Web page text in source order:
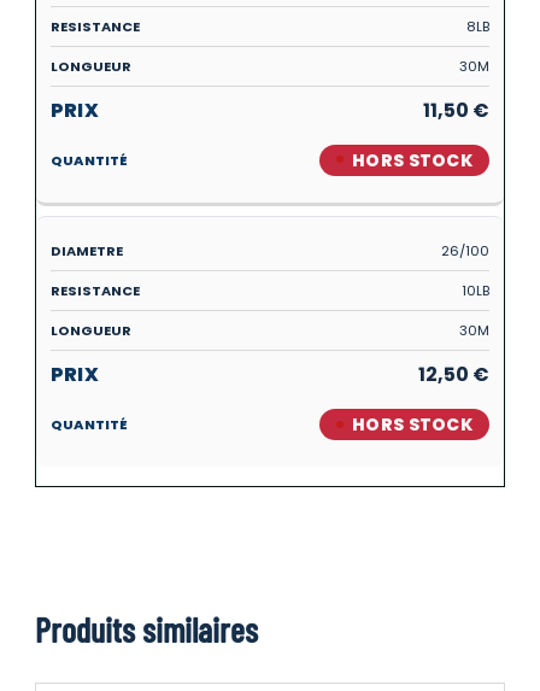
8LB
30M
11,50 €
HORS STOCK
26/100
10LB
30M
12,50 €
HORS STOCK
Produits similaires